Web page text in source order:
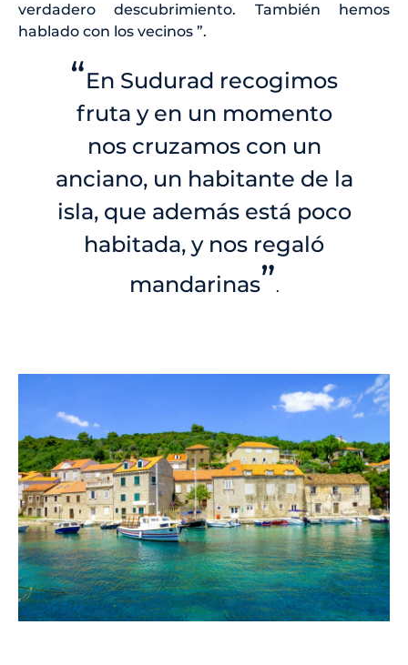
verdadero descubrimiento. También hemos
hablado con los vecinos ”.
“En Sudurad recogimos
fruta y en un momento
nos cruzamos con un
anciano, un habitante de la
isla, que además está poco
habitada, y nos regaló
mandarinas”.